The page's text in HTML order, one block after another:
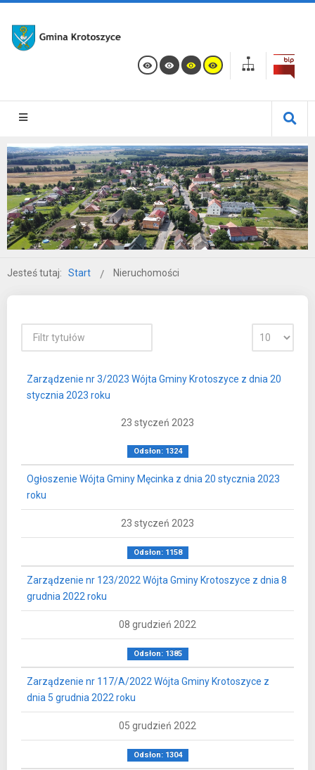
Jesteś tutaj: Start Nieruchomości
Zarządzenie nr 3/2023 Wójta Gminy Krotoszyce z dnia 20
stycznia 2023 roku
23 styczeń 2023
Odsłon: 1324
Ogłoszenie Wójta Gminy Męcinka z dnia 20 stycznia 2023
roku
23 styczeń 2023
Odsłon: 1158
Zarządzenie nr 123/2022 Wójta Gminy Krotoszyce z dnia 8
grudnia 2022 roku
08 grudzień 2022
Odsłon: 1385
Zarządzenie nr 117/A/2022 Wójta Gminy Krotoszyce z
dnia 5 grudnia 2022 roku
05 grudzień 2022
Odsłon: 1304